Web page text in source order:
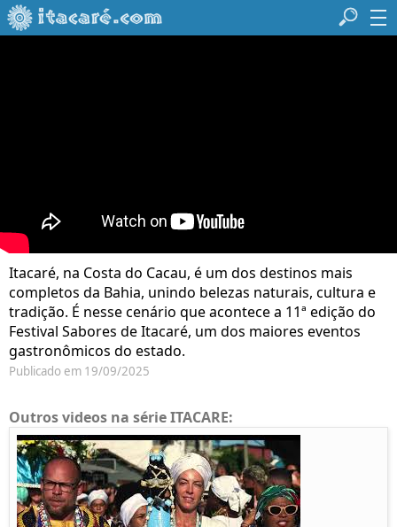
Itacaré, na Costa do Cacau, é um dos destinos mais
completos da Bahia, unindo belezas naturais, cultura e
tradição. É nesse cenário que acontece a 11ª edição do
Festival Sabores de Itacaré, um dos maiores eventos
gastronômicos do estado.
Publicado em 19/09/2025
Outros videos na série ITACARE: